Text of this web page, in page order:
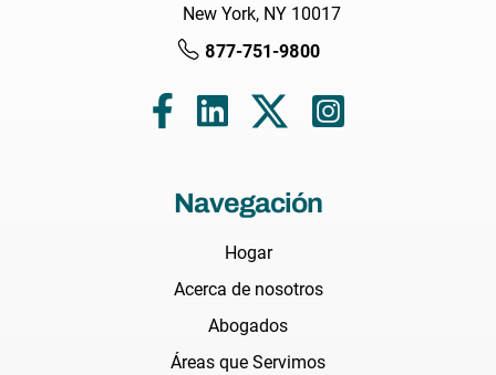
New York, NY 10017
877-751-9800
Navegación
Hogar
Acerca de nosotros
Abogados
Áreas que Servimos